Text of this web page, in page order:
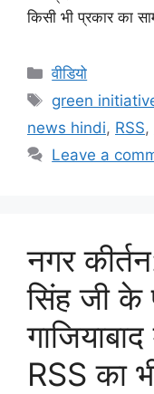
किसी भी प्रकार का
वीडियो
green
news hindi, RSS,
Leave a
नगर
सिंह जी के
RSS का